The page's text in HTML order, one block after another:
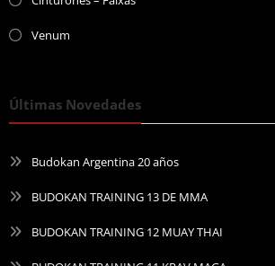
Venum
Últimas Novedades
Budokan Argentina 20 años
BUDOKAN TRAINING 13 DE MMA
BUDOKAN TRAINING 12 MUAY THAI